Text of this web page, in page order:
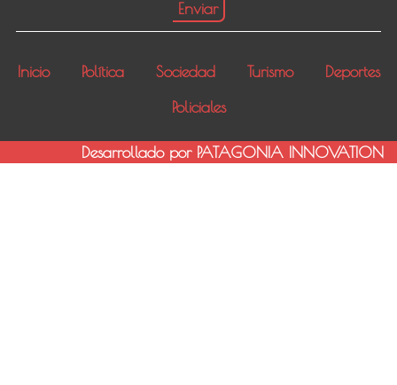
Inicio Política Sociedad Turismo
Deportes
Policiales
Desarrollado por PATAGONIA INNOVATION